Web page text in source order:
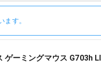
す。
ーミングマウス G703h